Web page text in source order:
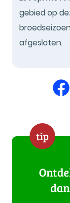
gebied op
afgesloten.
tip